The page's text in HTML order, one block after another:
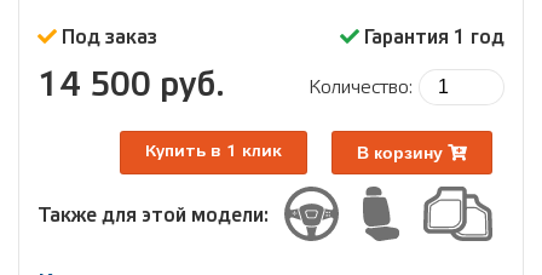
Под заказ Гарантия 1 год
14 500 руб. Количество:
Купить в 1 клик В корзину
Также для этой модели: